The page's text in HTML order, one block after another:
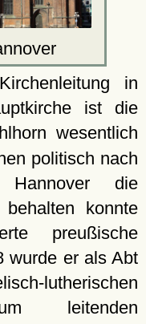
in
ist die
wesentlich
politisch nach
Hannover die
behalten konnte
preußische
wurde er als Abt
leitenden